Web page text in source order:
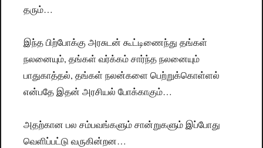
தரும்…
இந்த பிற்போக்கு அரசுடன் கூட்டிணைந்து தங்கள்
நலனையும், தங்கள் வர்க்கம் சார்ந்த நலனையும்
பாதுகாத்தல், தங்கள் நலன்களை பெற்றுக்கொள்ளல்
என்பதே இதன் அரசியல் போக்காகும்…
அதற்கான பல சம்பவங்களும் சான்றுகளும் இப்போது
வெளிப்பட்டு வருகின்றன…